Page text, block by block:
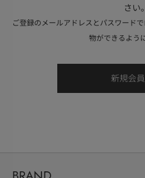
さい。
ご登録のメールアドレスとパスワード
物ができるよう